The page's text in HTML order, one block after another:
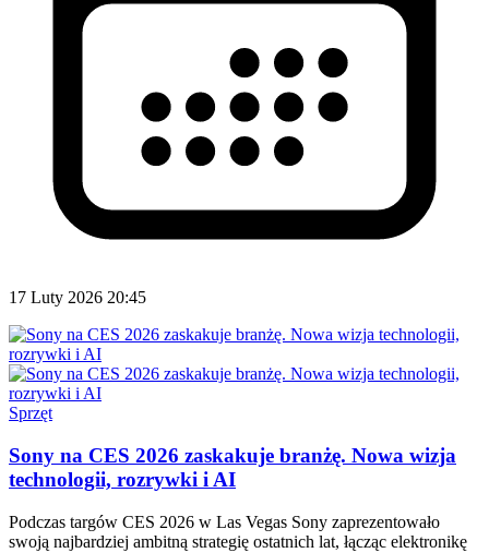
17 Luty 2026 20:45
Sprzęt
Sony na CES 2026 zaskakuje branżę. Nowa wizja
technologii, rozrywki i AI
Podczas targów CES 2026 w Las Vegas Sony zaprezentowało
swoją najbardziej ambitną strategię ostatnich lat, łącząc elektronikę